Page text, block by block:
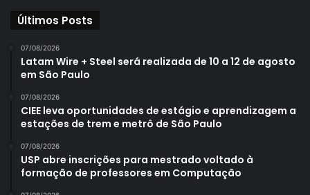
Últimos Posts
07/08/2026
Latam Wire + Steel será realizada de 10 a 12 de agosto
em São Paulo
07/08/2026
CIEE leva oportunidades de estágio e aprendizagem a
estações de trem e metrô de São Paulo
07/08/2026
USP abre inscrições para mestrado voltado à
formação de professores em Computação